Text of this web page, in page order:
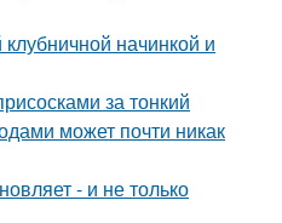
начинкой и
за тонкий
может почти никак
- и не только